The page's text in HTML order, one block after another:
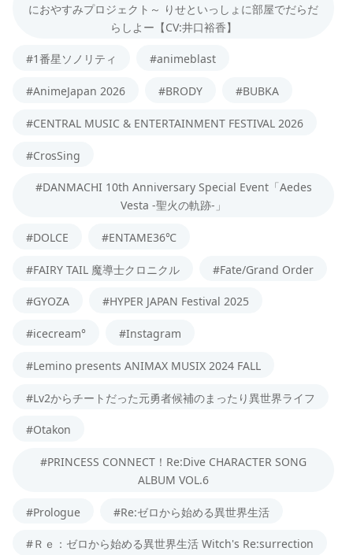
におやすみプロジェクト～ りせといっしょに部屋でだらだ
らしよー【CV:井口裕香】
#1番星ソノリティ #animeblast
#AnimeJapan 2026 #BRODY #BUBKA
#CENTRAL MUSIC & ENTERTAINMENT FESTIVAL 2026
#CrosSing
#DANMACHI 10th Anniversary Special Event「Aedes
Vesta -聖火の軌跡-」
#DOLCE #ENTAME36℃
#FAIRY TAIL 魔導士クロニクル #Fate/Grand Order
#GYOZA #HYPER JAPAN Festival 2025
#icecream° #Instagram
#Lemino presents ANIMAX MUSIX 2024 FALL
#Lv2からチートだった元勇者候補のまったり異世界ライフ
#Otakon
#PRINCESS CONNECT！Re:Dive CHARACTER SONG
ALBUM VOL.6
#Prologue #Re:ゼロから始める異世界生活
#Ｒｅ：ゼロから始める異世界生活 Witch's Re:surrection